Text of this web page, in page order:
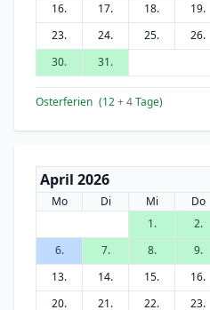
16.
17. 18. 19.
23.
24. 25. 26.
30.
31.
Osterferien (12+ 4Tage)
April 2026
Mo Di Mi Do
1.
2.
6.
7. 8. 9.
13.
14. 15. 16.
20.
21. 22. 23.